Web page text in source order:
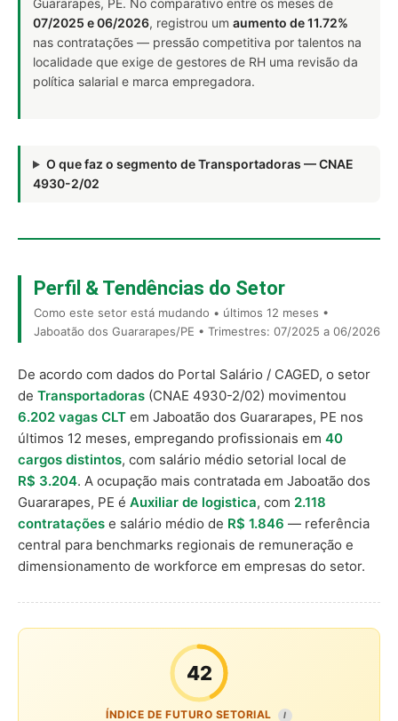
Guararapes, PE. No comparativo entre os meses de
07/2025 e 06/2026, registrou um aumento de 11.72%
nas contratações — pressão competitiva por talentos na
localidade que exige de gestores de RH uma revisão da
política salarial e marca empregadora.
O que faz o segmento de Transportadoras — CNAE
4930-2/02
Perfil & Tendências do Setor
Como este setor está mudando • últimos 12 meses •
Jaboatão dos Guararapes/PE • Trimestres: 07/2025 a 06/2026
De acordo com dados do Portal Salário / CAGED, o setor
de Transportadoras (CNAE 4930-2/02) movimentou
6.202 vagas CLT em Jaboatão dos Guararapes, PE nos
últimos 12 meses, empregando profissionais em 40
cargos distintos, com salário médio setorial local de
R$ 3.204. A ocupação mais contratada em Jaboatão dos
Guararapes, PE é Auxiliar de logistica, com 2.118
contratações e salário médio de R$ 1.846 — referência
central para benchmarks regionais de remuneração e
dimensionamento de workforce em empresas do setor.
42
ÍNDICE DE FUTURO SETORIAL I